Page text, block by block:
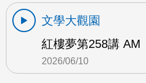
文學大觀園
紅樓夢第258講 AM
2026/06/10